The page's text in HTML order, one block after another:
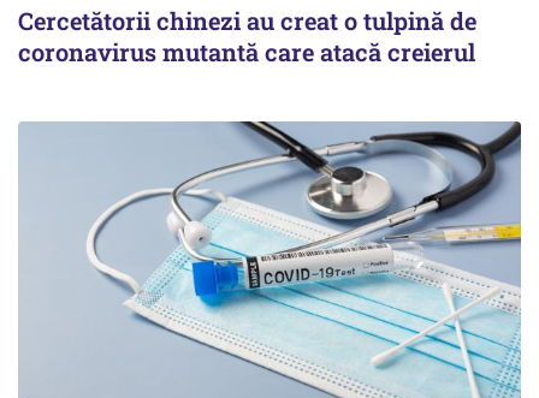
Cercetătorii chinezi au creat o tulpină de
coronavirus mutantă care atacă creierul